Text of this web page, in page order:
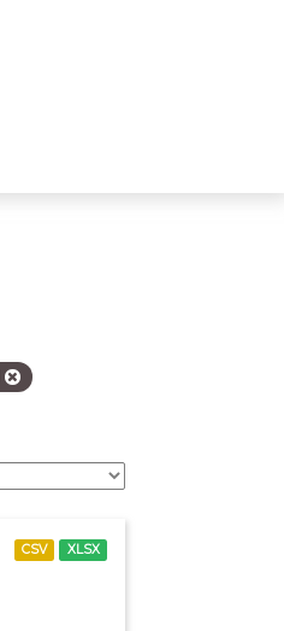
CSV XLSX